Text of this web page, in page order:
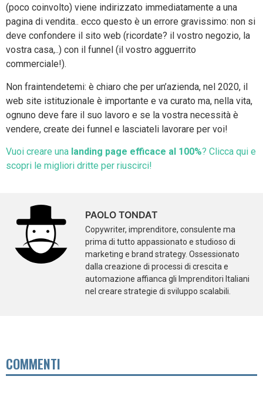
(poco coinvolto) viene indirizzato immediatamente a una
pagina di vendita.. ecco questo è un errore gravissimo: non si
deve confondere il sito web (ricordate? il vostro negozio, la
vostra casa,..) con il funnel (il vostro agguerrito
commerciale!).
Non fraintendetemi: è chiaro che per un’azienda, nel 2020, il
web site istituzionale è importante e va curato ma, nella vita,
ognuno deve fare il suo lavoro e se la vostra necessità è
vendere, create dei funnel e lasciateli lavorare per voi!
Vuoi creare una landing page efficace al 100%? Clicca qui e
scopri le migliori dritte per riuscirci!
PAOLO TONDAT
Copywriter, imprenditore, consulente ma
prima di tutto appassionato e studioso di
marketing e brand strategy. Ossessionato
dalla creazione di processi di crescita e
automazione affianca gli Imprenditori Italiani
nel creare strategie di sviluppo scalabili.
COMMENTI